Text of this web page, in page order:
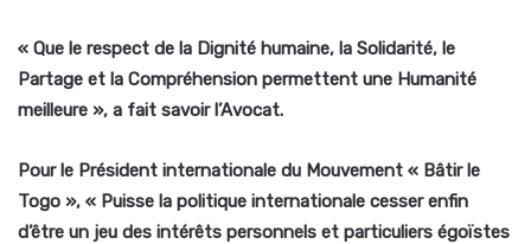
« Que le respect de la Dignité humaine, la Solidarité, le
Partage et la Compréhension permettent une Humanité
meilleure », a fait savoir l’Avocat.
Pour le Président internationale du Mouvement « Bâtir le
Togo », « Puisse la politique internationale cesser enfin
d’être un jeu des intérêts personnels et particuliers égoïstes